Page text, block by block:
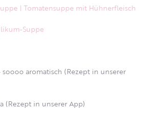
| Tomatensuppe mit Hühnerfleisch
Suppe
soooo aromatisch (Rezept in unserer
(Rezept in unserer App)